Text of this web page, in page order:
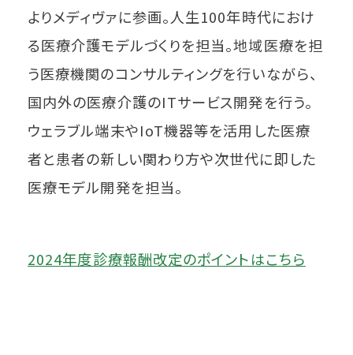
よりメディヴァに参画。人生100年時代におけ
る医療介護モデルづくりを担当。地域医療を担
う医療機関のコンサルティングを行いながら、
国内外の医療介護のITサービス開発を行う。
ウェラブル端末やIoT機器等を活用した医療
者と患者の新しい関わり方や次世代に即した
医療モデル開発を担当。
2024年度診療報酬改定のポイントはこちら